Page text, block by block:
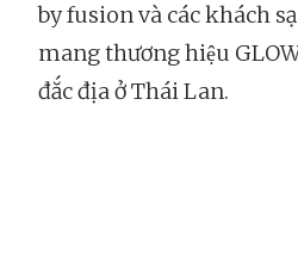
by fusion và các khách
mang thương hiệu
đắc địa ở Thái Lan.